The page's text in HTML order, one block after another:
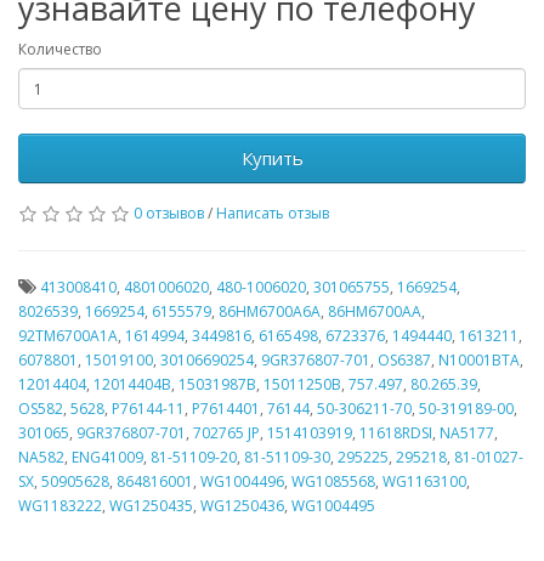
Количество
Купить
0 отзывов/ Написать отзыв
413008410, 4801006020, 480-1006020, 301065755, 1669254,
8026539, 1669254, 6155579, 86HM6700A6A, 86HM6700AA,
92TM6700A1A, 1614994, 3449816, 6165498, 6723376, 1494440, 1613211 ,
6078801 , 15019100, 30106690254, 9GR376807-701 , OS6387, N10001BTA,
12014404, 12014404B, 15031987B, 15011250B, 757.497, 80.265.39,
OS582, 5628, P76144-11 , P7614401 , 76144, 50-306211-70, 50-319189-00,
301065, 9GR376807-701 , 702765 JP, 1514103919, 11618RDSI, NA5177,
NA582, ENG41009, 81-51109-20, 81-51109-30, 295225, 295218, 81-01027-
SX, 50905628, 864816001 , WG1004496, WG1085568, WG1163100,
WG1183222, WG1250435, WG1250436, WG1004495